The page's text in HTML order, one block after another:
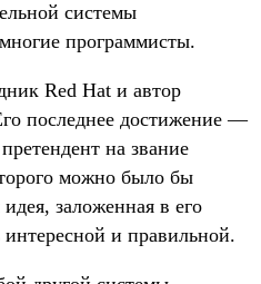
системы
программисты.
Red Hat и автор
последнее достижение —
на звание
можно было бы
заложенная в его
интересной и правильной.